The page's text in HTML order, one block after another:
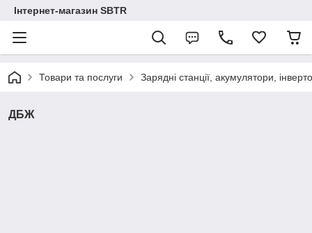
Інтернет-магазин SBTR
Товари та послуги Зарядні станції, акумулятори,
ДБЖ